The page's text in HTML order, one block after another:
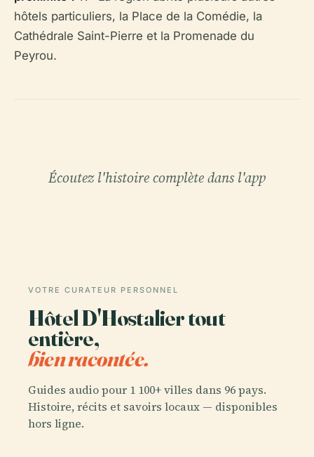
hôtels particuliers, la Place de la Comédie, la
Cathédrale Saint-Pierre et la Promenade du
Peyrou.
Écoutez l'histoire complète dans l'app
VOTRE CURATEUR PERSONNEL
Hôtel D'Hostalier tout
entière,
bien racontée.
Guides audio pour 1 100+ villes dans 96 pays.
Histoire, récits et savoirs locaux — disponibles
hors ligne.